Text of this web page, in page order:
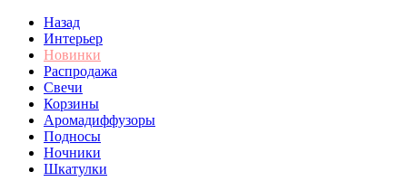
Назад
Интерьер
Новинки
Распродажа
Свечи
Корзины
Аромадиффузоры
Подносы
Ночники
Шкатулки